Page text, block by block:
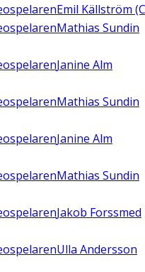
Emil Källström
Mathias Sundin
Janine Alm
Mathias Sundin
Janine Alm
Mathias Sundin
Jakob Forssmed
Ulla Andersson